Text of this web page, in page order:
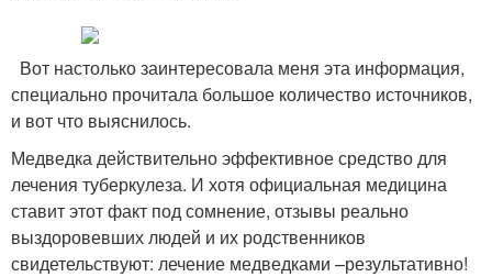
Вот настолько заинтересовала меня эта информация,
специально прочитала большое количество источников,
и вот что выяснилось.
Медведка действительно эффективное средство для
лечения туберкулеза. И хотя официальная медицина
ставит этот факт под сомнение, отзывы реально
выздоровевших людей и их родственников
свидетельствуют: лечение медведками –результативно!